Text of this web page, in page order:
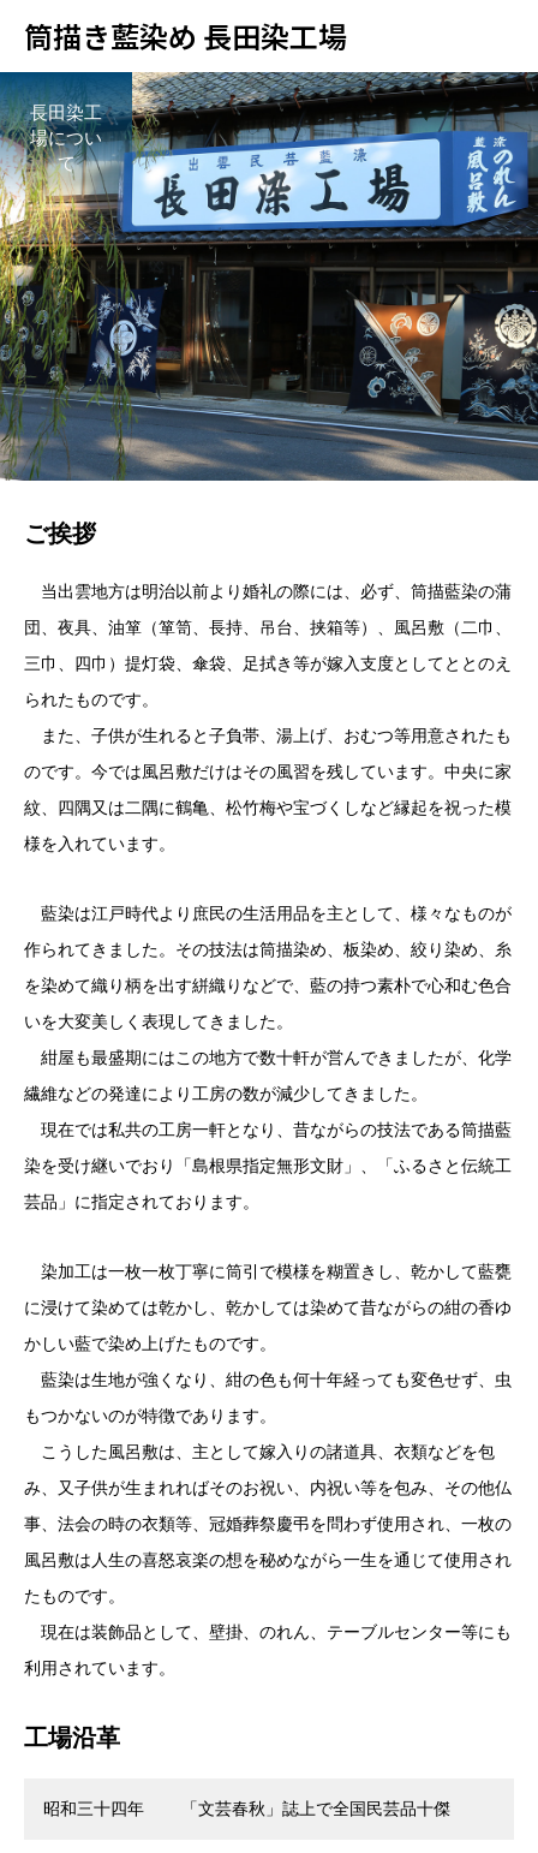
筒描き藍染め 長田染工場
長田染工
場につい
て
ご挨拶
当出雲地方は明治以前より婚礼の際には、必ず、筒描藍染の蒲
団、夜具、油箪（箪笥、長持、吊台、挟箱等）、風呂敷（二巾、
三巾、四巾）提灯袋、傘袋、足拭き等が嫁入支度としてととのえ
られたものです。
また、子供が生れると子負帯、湯上げ、おむつ等用意されたも
のです。今では風呂敷だけはその風習を残しています。中央に家
紋、四隅又は二隅に鶴亀、松竹梅や宝づくしなど縁起を祝った模
様を入れています。
藍染は江戸時代より庶民の生活用品を主として、様々なものが
作られてきました。その技法は筒描染め、板染め、絞り染め、糸
を染めて織り柄を出す絣織りなどで、藍の持つ素朴で心和む色合
いを大変美しく表現してきました。
紺屋も最盛期にはこの地方で数十軒が営んできましたが、化学
繊維などの発達により工房の数が減少してきました。
現在では私共の工房一軒となり、昔ながらの技法である筒描藍
染を受け継いでおり「島根県指定無形文財」、「ふるさと伝統工
芸品」に指定されております。
染加工は一枚一枚丁寧に筒引で模様を糊置きし、乾かして藍甕
に浸けて染めては乾かし、乾かしては染めて昔ながらの紺の香ゆ
かしい藍で染め上げたものです。
藍染は生地が強くなり、紺の色も何十年経っても変色せず、虫
もつかないのが特徴であります。
こうした風呂敷は、主として嫁入りの諸道具、衣類などを包
み、又子供が生まれればそのお祝い、内祝い等を包み、その他仏
事、法会の時の衣類等、冠婚葬祭慶弔を問わず使用され、一枚の
風呂敷は人生の喜怒哀楽の想を秘めながら一生を通じて使用され
たものです。
現在は装飾品として、壁掛、のれん、テーブルセンター等にも
利用されています。
工場沿革
昭和三十四年 「文芸春秋」誌上で全国民芸品十傑